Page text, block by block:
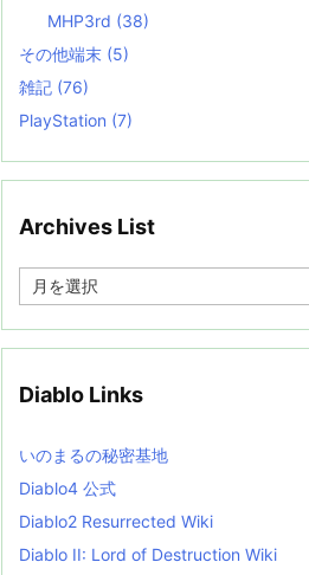
MHP3rd (38)
その他端末 (5)
雑記 (76)
PlayStation (7)
Archives List
e
i
s
t
Diablo Links
いのまるの秘密基地
Diablo4 公式
Diablo2 Resurrected Wiki
Diablo II: Lord of Destruction Wiki